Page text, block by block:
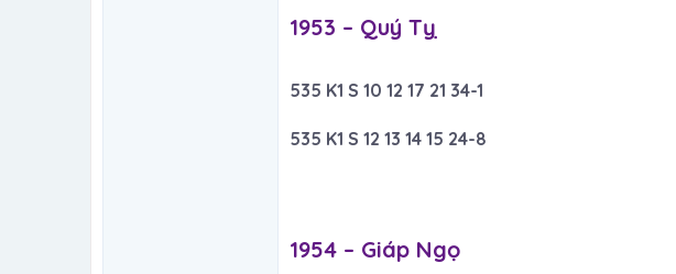
1953 – Quý Tỵ​
535 K1 S 10 12 17 21 34-1
535 K1 S 12 13 14 15 24-8
1954 – Giáp Ngọ​